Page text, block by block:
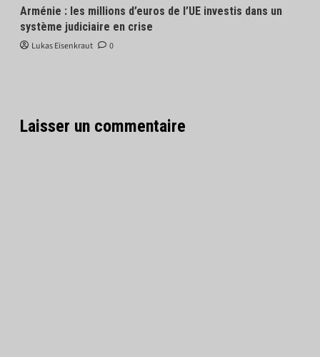
Arménie : les millions d’euros de l’UE investis dans un
système judiciaire en crise
Lukas Eisenkraut 0
Laisser un commentaire